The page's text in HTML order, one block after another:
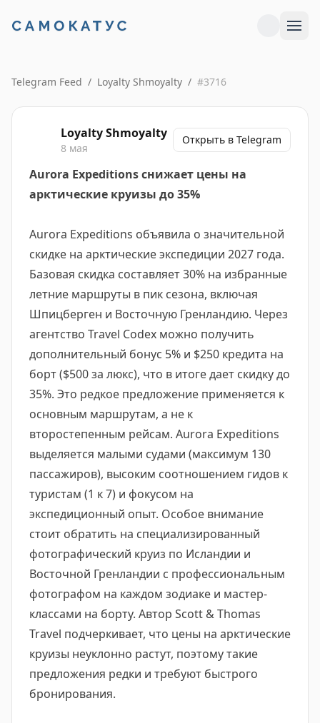
Telegram Feed / Loyalty Shmoyalty / #3716
Loyalty Shmoyalty
8 мая
Открыть в Telegram
Aurora Expeditions снижает цены на
арктические круизы до 35%
Aurora Expeditions объявила о значительной
скидке на арктические экспедиции 2027 года.
Базовая скидка составляет 30% на избранные
летние маршруты в пик сезона, включая
Шпицберген и Восточную Гренландию. Через
агентство Travel Codex можно получить
дополнительный бонус 5% и $250 кредита на
борт ($500 за люкс), что в итоге дает скидку до
35%. Это редкое предложение применяется к
основным маршрутам, а не к
второстепенным рейсам. Aurora Expeditions
выделяется малыми судами (максимум 130
пассажиров), высоким соотношением гидов к
туристам (1 к 7) и фокусом на
экспедиционный опыт. Особое внимание
стоит обратить на специализированный
фотографический круиз по Исландии и
Восточной Гренландии с профессиональным
фотографом на каждом зодиаке и мастер-
классами на борту. Автор Scott & Thomas
Travel подчеркивает, что цены на арктические
круизы неуклонно растут, поэтому такие
предложения редки и требуют быстрого
бронирования.